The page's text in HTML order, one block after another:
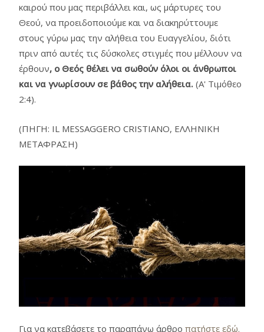
καιρού που μας περιβάλλει και, ως μάρτυρες του
Θεού, να προειδοποιούμε και να διακηρύττουμε
στους γύρω μας την αλήθεια του Ευαγγελίου, διότι
πριν από αυτές τις δύσκολες στιγμές που μέλλουν να
έρθουν, ο Θεός θέλει να σωθούν όλοι οι άνθρωποι
και να γνωρίσουν σε βάθος την αλήθεια. (Α' Τιμόθεο
2:4).
(ΠΗΓΗ: IL MESSAGGERO CRISTIANO, ΕΛΛΗΝΙΚΗ
ΜΕΤΑΦΡΑΣΗ)
Για να κατεβάσετε το παραπάνω άρθρο πατήστε εδώ.